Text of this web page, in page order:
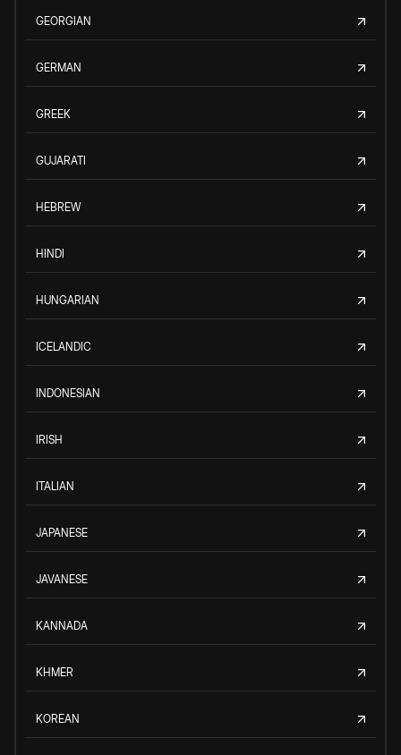
GEORGIAN
GERMAN
GREEK
GUJARATI
HEBREW
HINDI
HUNGARIAN
ICELANDIC
INDONESIAN
IRISH
ITALIAN
JAPANESE
JAVANESE
KANNADA
KHMER
KOREAN